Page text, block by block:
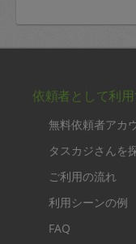
依頼者として利
無料依頼者アカ
タスカジさんを
ご利用の流れ
利用シーンの例
FAQ